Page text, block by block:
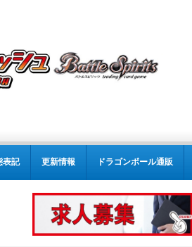
表記 更新情報 ドラゴンボール通販